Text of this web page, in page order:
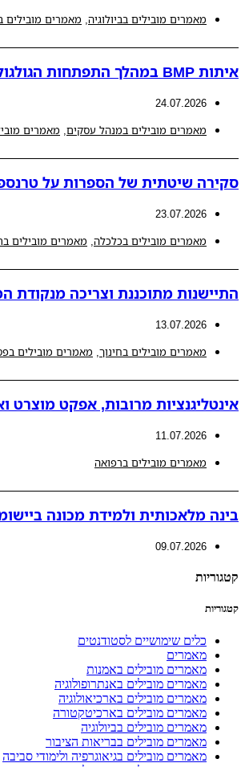
מאמרים מובילים בביולוגיה, מאמרים מובילים
איתות BMP במהלך התפתחות הגולגולת והפנים: תובנות חדשות למנגנונים פתולוגיים המובילים לאנומליות קרניופציאליות
24.07.2026
מאמרים מובילים במנהל עסקים, מאמרים
סקירה שיטתית של הספרות על
23.07.2026
מאמרים מובילים בכלכלה, מאמרים מובילים
התיישנות מתוכננת וצריכה מנקודת
13.07.2026
מאמרים מובילים בחינוך, מאמרים מובילים
אינטליגנציות מרובות, אפקט מוצרט
11.07.2026
מאמרים מובילים ברפואה
בינה מלאכותית ולמידת מכונה
09.07.2026
קטגוריות
קטגוריות
כלים שימושיים לסטודנטים
מאמרים
מאמרים מובילים באמנות
מאמרים מובילים באנתרופולוגיה
מאמרים מובילים בארכיאולוגיה
מאמרים מובילים בארכיטקטורה
מאמרים מובילים בביולוגיה
מאמרים מובילים בבריאות הציבור
מאמרים מובילים בגיאוגרפיה ולימודי סביבה